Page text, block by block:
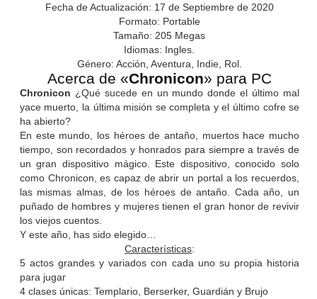
Fecha de Actualización: 17 de Septiembre de 2020
Formato: Portable
Tamaño: 205 Megas
Idiomas: Ingles.
Género: Acción, Aventura, Indie, Rol.
Acerca de «Chronicon» para PC
Chronicon ¿Qué sucede en un mundo donde el último mal
yace muerto, la última misión se completa y el último cofre se
ha abierto?
En este mundo, los héroes de antaño, muertos hace mucho
tiempo, son recordados y honrados para siempre a través de
un gran dispositivo mágico. Este dispositivo, conocido solo
como Chronicon, es capaz de abrir un portal a los recuerdos,
las mismas almas, de los héroes de antaño. Cada año, un
puñado de hombres y mujeres tienen el gran honor de revivir
los viejos cuentos.
Y este año, has sido elegido…
Características:
5 actos grandes y variados con cada uno su propia historia
para jugar
4 clases únicas: Templario, Berserker, Guardián y Brujo